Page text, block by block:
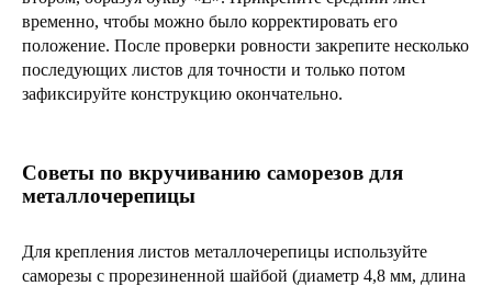
временно, чтобы можно было корректировать его
положение. После проверки ровности закрепите несколько
последующих листов для точности и только потом
зафиксируйте конструкцию окончательно.
Советы по вкручиванию саморезов для
металлочерепицы
Для крепления листов металлочерепицы используйте
саморезы с прорезиненной шайбой (диаметр 4,8 мм, длина